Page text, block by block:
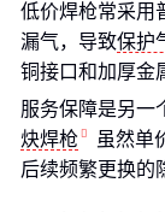
低价焊枪常采用
漏气，导致保护
铜接口和加厚金
服务保障是另一
炔焊枪
虽然单
后续频繁更换的